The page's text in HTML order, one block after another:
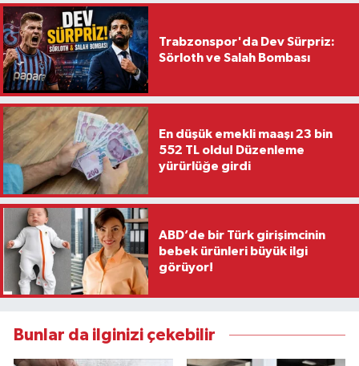
Trabzonspor'da Dev Sürpriz:
Sörloth ve Salah Bombası
En düşük emekli maaşı 23 bin
552 TL oldu! Düzenleme
yürürlüğe girdi
ABD’de bir Türk girişimcinin
bebek ürünleri büyük ilgi
görüyor!
Bunlar da ilginizi çekebilir